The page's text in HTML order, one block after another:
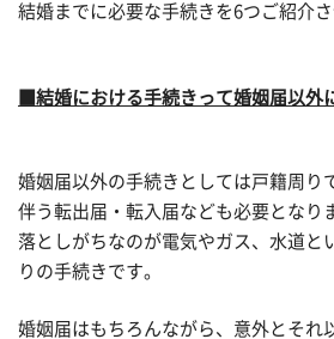
結婚までに必要な手続きを6つご紹介さ
■結婚における手続きって婚姻届以外
婚姻届以外の手続きとしては戸籍周り
伴う転出届・転入届なども必要となり
落としがちなのが電気やガス、水道と
りの手続きです。
婚姻届はもちろんながら、意外とそれ